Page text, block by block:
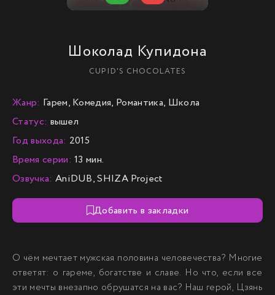
Шоколад Купидона
CUPID'S CHOCOLATES
Жанр: Гарем, Комедия, Романтика, Школа
Статус: вышел
Год выхода: 2015
Время серии: 13 мин.
Озвучка: AniDUB, SHIZA Project
Добавить в закладки
О чём мечтает мужская половина человечества? Многие
ответят: о гареме, богатстве и славе. Но что, если все
эти мечты внезапно обрушатся на вас? Наш герой, Цзянь